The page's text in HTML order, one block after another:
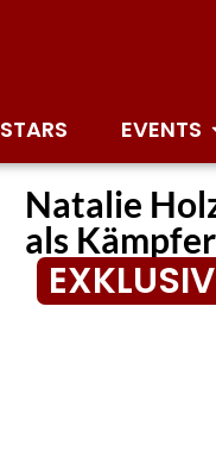
STARS EVENTS
Natalie
als
EXKLUSIV